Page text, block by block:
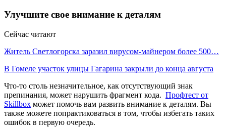
Улучшите свое внимание к деталям
Сейчас читают
Житель Светлогорска заразил вирусом-майнером более 500…
В Гомеле участок улицы Гагарина закрыли до конца августа
Что-то столь незначительное, как отсутствующий знак
препинания, может нарушить фрагмент кода. Профтест от
Skillbox может помочь вам развить внимание к деталям. Вы
также можете попрактиковаться в том, чтобы избегать таких
ошибок в первую очередь.